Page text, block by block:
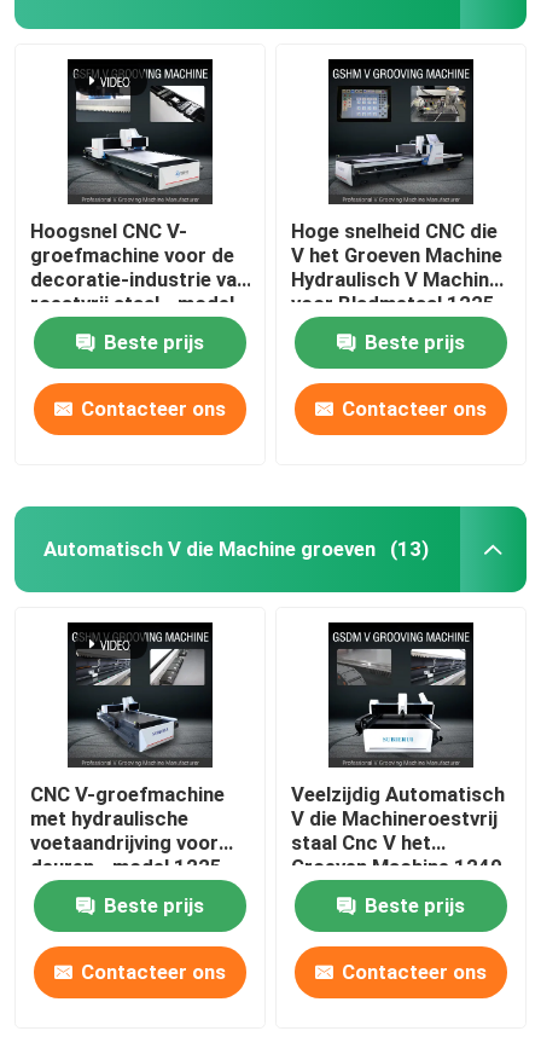
Hoogsnel CNC V-
groefmachine voor de
decoratie-industrie van
roestvrij staal - model
1225
Beste prijs
Contacteer ons
Hoge snelheid CNC die
V het Groeven Machine
Hydraulisch V Machine
voor Bladmetaal 1225
groeven
Beste prijs
Contacteer ons
Automatisch V die Machine groeven (13)
CNC V-groefmachine
met hydraulische
voetaandrijving voor
deuren - model 1225
Beste prijs
Contacteer ons
Veelzijdig Automatisch
V die Machineroestvrij
staal Cnc V het
Groeven Machine 1240
groeven
Beste prijs
Contacteer ons